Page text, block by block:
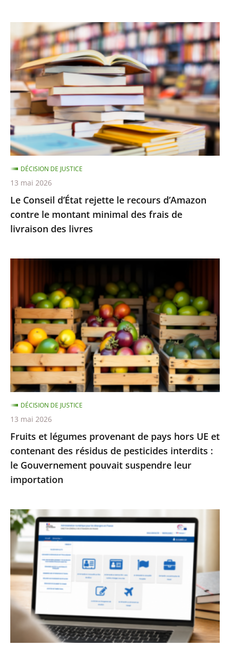
de
la
République
qui
est
liée
aux
relations
interna...
Conseil
d’État
rejette
le
recours
d’Amazon
contre
le
montant
minimal
des
frais
de
livraison
livres
Le Conseil d’État rejette le recours d’Amazon
contre le montant minimal des frais de
livraison des livres
DÉCISION DE JUSTICE
13 mai 2026
légumes
provenant
de
pays
hors
UE
contenant
des
résidus
de
pesticides
interdits
:
Gouvernement
pouvait
suspendre
leur
importation
Fruits et légumes provenant de pays hors UE et
contenant des résidus de pesticides interdits :
le Gouvernement pouvait suspendre leur
importation
DÉCISION DE JUSTICE
13 mai 2026
Services
publics
le
Conseil
d’État
enjoint
l’État
de